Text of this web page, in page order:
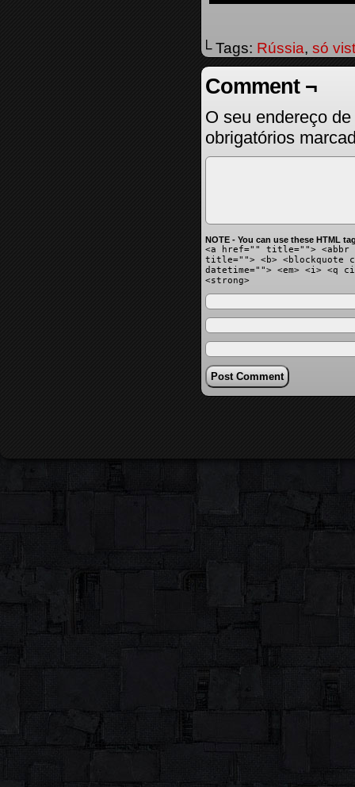
└ Tags: Rússia, só
Comment ¬
O seu endereço
obrigatórios
NOTE - You can use these HTML
<a href="" title=""> <abbr
title=""> <b> <blockquote
datetime=""> <em> <i> <q
<strong>